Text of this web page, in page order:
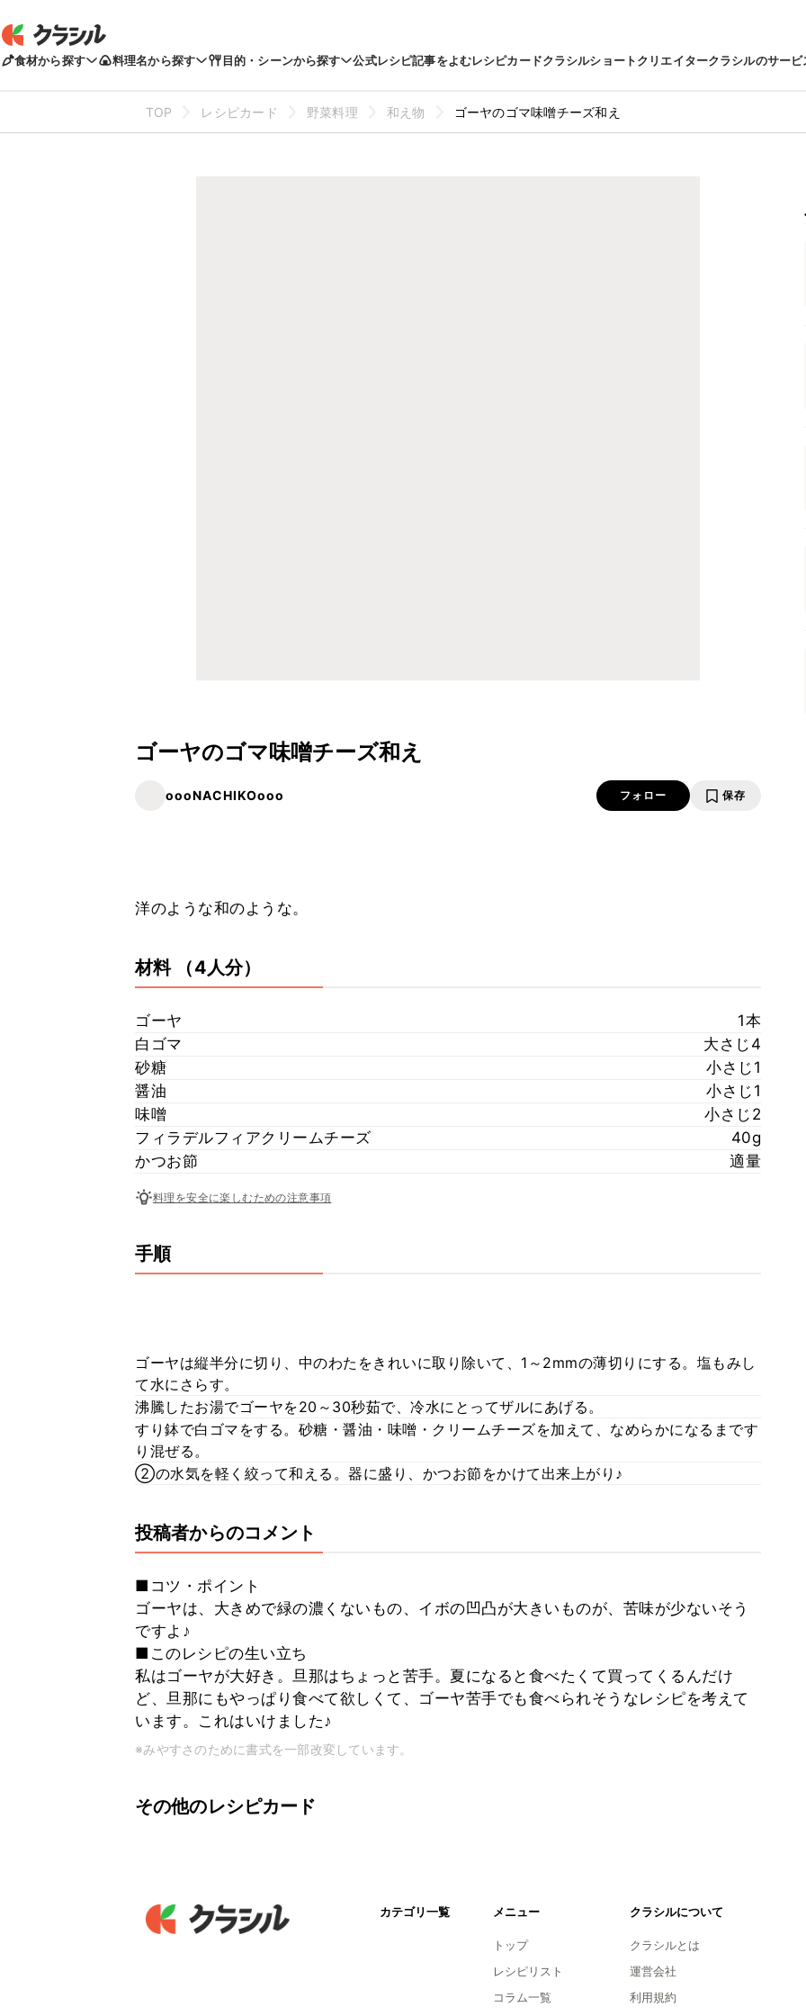
食材から探す 料理名から探す 目的・シーンから探す 公式レシピ記事をよむレシピカードクラシルショートクリエイタークラシルのサービ
TOP レシピカード 野菜料理 和え物 ゴーヤのゴマ味噌チーズ和え
ゴーヤのゴマ味噌チーズ和え
oooNACHIKOooo フォロー 保存
洋のような和のような。
材料 （4人分）
ゴーヤ
1本
白ゴマ
大さじ4
砂糖
小さじ1
醤油
小さじ1
味噌
小さじ2
フィラデルフィアクリームチーズ
40g
かつお節
適量
料理を安全に楽しむための注意事項
手順
ゴーヤは縦半分に切り、中のわたをきれいに取り除いて、1～2mmの薄切りにする。塩もみし
て水にさらす。
沸騰したお湯でゴーヤを20～30秒茹で、冷水にとってザルにあげる。
すり鉢で白ゴマをする。砂糖・醤油・味噌・クリームチーズを加えて、なめらかになるまです
り混ぜる。
②の水気を軽く絞って和える。器に盛り、かつお節をかけて出来上がり♪
投稿者からのコメント
■コツ・ポイント
ゴーヤは、大きめで緑の濃くないもの、イボの凹凸が大きいものが、苦味が少ないそう
ですよ♪
■このレシピの生い立ち
私はゴーヤが大好き。旦那はちょっと苦手。夏になると食べたくて買ってくるんだけ
ど、旦那にもやっぱり食べて欲しくて、ゴーヤ苦手でも食べられそうなレシピを考えて
います。これはいけました♪
※みやすさのために書式を一部改変しています。
その他のレシピカード
カテゴリ一覧 メニュー
トップ
レシピリスト
コラム一覧
クラシルについて
クラシルとは
運営会社
利用規約